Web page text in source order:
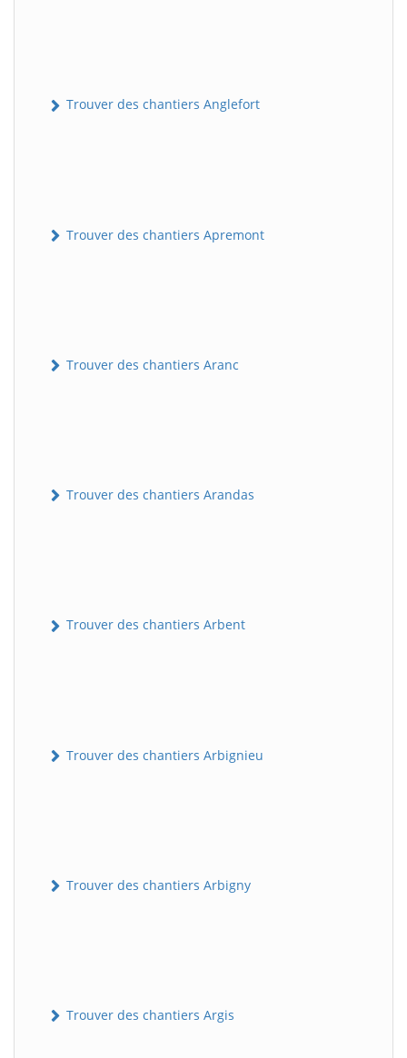
Trouver des chantiers Anglefort
Trouver des chantiers Apremont
Trouver des chantiers Aranc
Trouver des chantiers Arandas
Trouver des chantiers Arbent
Trouver des chantiers Arbignieu
Trouver des chantiers Arbigny
Trouver des chantiers Argis